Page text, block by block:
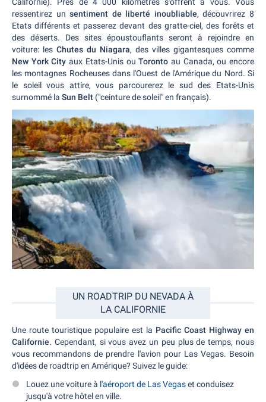
Californie). Près de 4 000 kilomètres s'offrent à vous. Vous
ressentirez unsentiment de liberté inoubliable, découvrirez 8
Etats différents et passerez devant des gratte-ciel, des forêts et
des déserts. Des sites époustouflants seront à rejoindre en
voiture: les Chutes du Niagara, des villes gigantesques comme
New York City aux Etats-Unis ouToronto au Canada, ou encore
les montagnes Rocheuses dans l'Ouest de l'Amérique du Nord. Si
le soleil vous attire, vous parcourerez le sud des Etats-Unis
surnommé la Sun Belt ("ceinture de soleil" en français).
UN ROADTRIP DU NEVADA À
LA CALIFORNIE
Une route touristique populaire est la Pacific Coast Highway en
Californie. Cependant, si vous avez un peu plus de temps, nous
vous recommandons de prendre l'avion pour Las Vegas. Besoin
d'idées de roadtrip en Amérique? Suivez le guide:
Louez une voiture à l'aéroport de Las Vegaset conduisez
jusqu'à votre hôtel en ville.